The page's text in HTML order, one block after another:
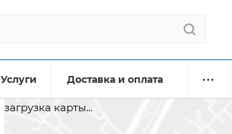
Услуги Доставка и оплата
загрузка карты...